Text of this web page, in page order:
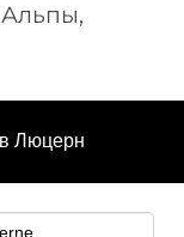
Люцерн